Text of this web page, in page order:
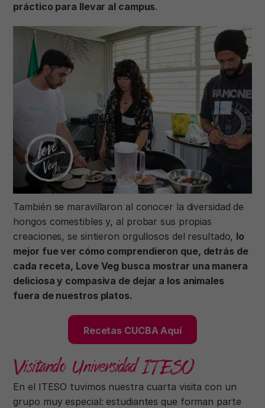
práctico para llevar al campus.
También se maravillaron al conocer la diversidad de
hongos comestibles y, al probar sus propias
creaciones, se sintieron orgullosos del resultado, lo
mejor fue ver cómo comprendieron que, detrás de
cada receta, Love Veg busca mostrar una manera
deliciosa y compasiva de dejar a los animales
fuera de nuestros platos.
Recetas CUCBA Aquí
Visitando Universidad ITESO
En el ITESO tuvimos nuestra cuarta visita con un
grupo muy especial: estudiantes que forman parte